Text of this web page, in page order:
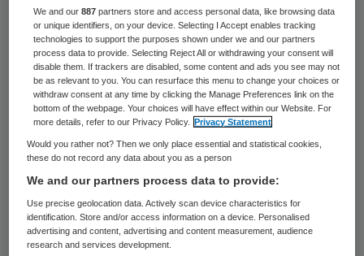
faillisement van de grote Limburgse
zorgorganisatie dinsdag teruggedraaid.
SGL reageerde verheugd op de uitspraak
en stelde dat de zorg voor 1400 cliënten
gewaarborgd is. Ook aan de onzekerheid
voor de 550 medewerkers is nu een einde
gekomen. Hun banen stonden op de tocht.
Betalingsachterstand
We and our887 partners store and access personal data, like browsing data
or unique identifiers, on your device. Selecting I Accept enables tracking
technologies to support the purposes shown under we and our partners
process data to provide. Selecting Reject All or withdrawing your consent will
disable them. If trackers are disabled, some content and ads you see may not
be as relevant to you. You can resurface this menu to change your choices or
withdraw consent at any time by clicking the Manage Preferences link on the
bottom of the webpage. Your choices will have effect within our Website. For
more details, refer to our Privacy Policy.
Privacy Statement
Would you rather not? Then we only place essential and statistical cookies,
these do not record any data about you as a person
We and our partners process data to provide:
Use precise geolocation data. Actively scan device characteristics for
identification. Store and/or access information on a device. Personalised
advertising and content, advertising and content measurement, audience
research and services development.